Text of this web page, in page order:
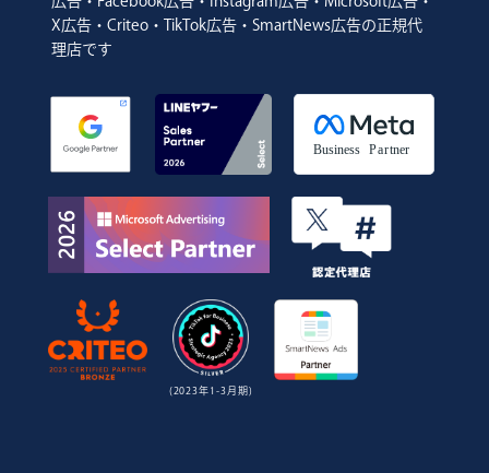
X広告・Criteo・TikTok広告・SmartNews広告の正規代
理店です
(2023年1-3月期)